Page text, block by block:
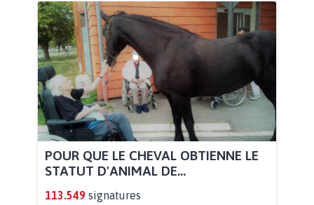
POUR QUE LE CHEVAL OBTIENNE LE
STATUT D'ANIMAL DE...
113.549 signatures